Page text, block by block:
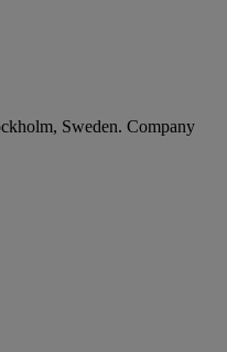
Sweden. Company